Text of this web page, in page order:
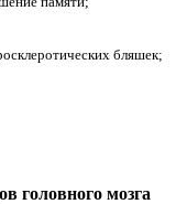
бляшек;
головного мозга